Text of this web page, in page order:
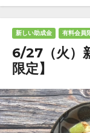
新しい助成金 有料会員
6/27（火）
限定】